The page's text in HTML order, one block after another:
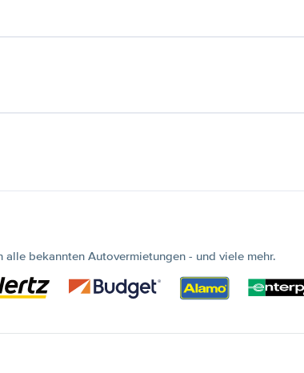
alle bekannten Autovermietungen - und viele mehr.